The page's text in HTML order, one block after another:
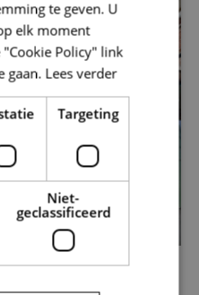
te geven. U
elk moment
Policy" link
gaan. Lees verder
Targeting
Niet-
geclassificeerd